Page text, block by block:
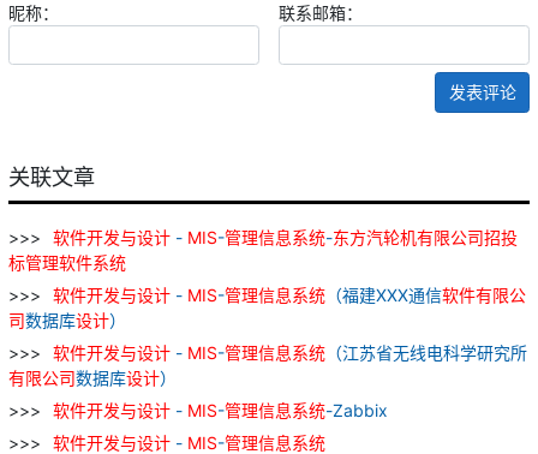
昵称： 联系邮箱：
发表评论
关联文章
软件开发与设计 - MIS-管理信息系统-东方汽轮机有限公司招投
标管理软件系统
软件开发与设计 - MIS-管理信息系统 （福建XXX通信软件有限公
司数据库设计）
软件开发与设计 - MIS-管理信息系统 （江苏省无线电科学研究所
有限公司数据库设计）
软件开发与设计 - MIS-管理信息系统-Zabbix
软件开发与设计 - MIS-管理信息系统